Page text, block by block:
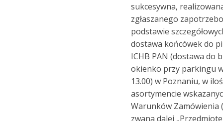
sukcesywna,
zgłaszanego
podstawie
dostawa końcówek do
ICHB PAN (dostawa do
okienko przy parkingu
13.00) w Poznaniu, w
asortymencie
Warunków Zamówienia
zwana dalej